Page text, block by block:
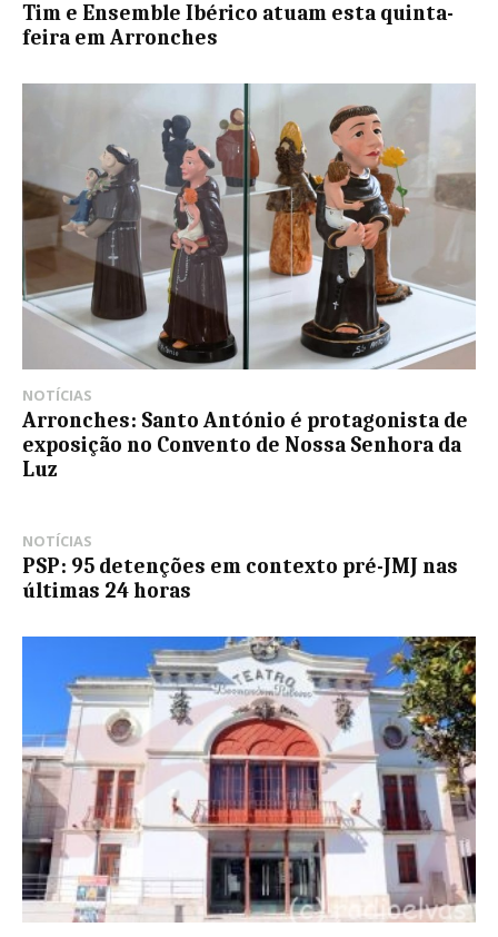
Tim e Ensemble Ibérico atuam esta quinta-
feira em Arronches
NOTÍCIAS
Arronches: Santo António é protagonista de
exposição no Convento de Nossa Senhora da
Luz
NOTÍCIAS
PSP: 95 detenções em contexto pré-JMJ nas
últimas 24 horas